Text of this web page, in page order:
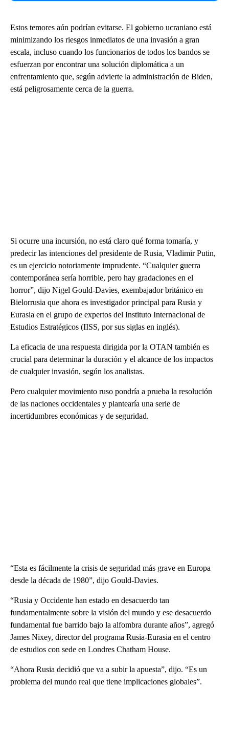
Estos temores aún podrían evitarse. El gobierno ucraniano está
minimizando los riesgos inmediatos de una invasión a gran
escala, incluso cuando los funcionarios de todos los bandos se
esfuerzan por encontrar una solución diplomática a un
enfrentamiento que, según advierte la administración de Biden,
está peligrosamente cerca de la guerra.
Si ocurre una incursión, no está claro qué forma tomaría, y
predecir las intenciones del presidente de Rusia, Vladimir Putin,
es un ejercicio notoriamente imprudente. “Cualquier guerra
contemporánea sería horrible, pero hay gradaciones en el
horror”, dijo Nigel Gould-Davies, exembajador británico en
Bielorrusia que ahora es investigador principal para Rusia y
Eurasia en el grupo de expertos del Instituto Internacional de
Estudios Estratégicos (IISS, por sus siglas en inglés).
La eficacia de una respuesta dirigida por la OTAN también es
crucial para determinar la duración y el alcance de los impactos
de cualquier invasión, según los analistas.
Pero cualquier movimiento ruso pondría a prueba la resolución
de las naciones occidentales y plantearía una serie de
incertidumbres económicas y de seguridad.
“Esta es fácilmente la crisis de seguridad más grave en Europa
desde la década de 1980”, dijo Gould-Davies.
“Rusia y Occidente han estado en desacuerdo tan
fundamentalmente sobre la visión del mundo y ese desacuerdo
fundamental fue barrido bajo la alfombra durante años”, agregó
James Nixey, director del programa Rusia-Eurasia en el centro
de estudios con sede en Londres Chatham House.
“Ahora Rusia decidió que va a subir la apuesta”, dijo. “Es un
problema del mundo real que tiene implicaciones globales”.